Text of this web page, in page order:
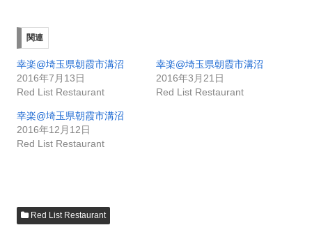
関連
幸楽@埼玉県朝霞市溝沼
2016年7月13日
Red List Restaurant
幸楽@埼玉県朝霞市溝沼
2016年3月21日
Red List Restaurant
幸楽@埼玉県朝霞市溝沼
2016年12月12日
Red List Restaurant
Red List Restaurant